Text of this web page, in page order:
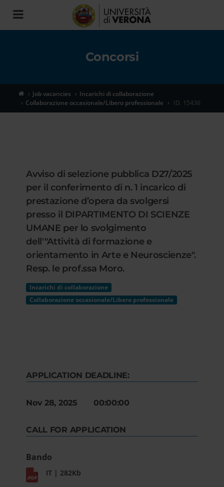
Toggle
navigation
Concorsi
Job vacancies
Incarichi di collaborazione
Collaborazione occasionale/Libero professionale
ID. 15436
Avviso di selezione pubblica D27/2025
per il conferimento di n. 1 incarico di
prestazione d’opera da svolgersi
presso il DIPARTIMENTO DI SCIENZE
UMANE per lo svolgimento
dell'"Attività di formazione e
orientamento in Arte e Neuroscienze".
Resp. le prof.ssa Moro.
Incarichi di collaborazione
Collaborazione occasionale/Libero professionale
APPLICATION DEADLINE:
Nov 28, 2025 00:00:00
CALL FOR APPLICATION
Bando
IT | 282Kb